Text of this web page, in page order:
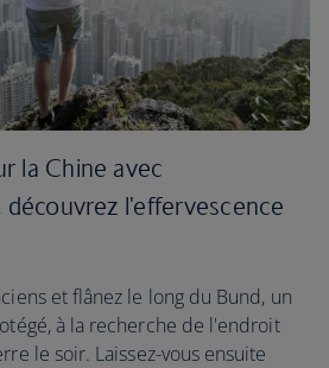
la Chine avec
l'effervescence
et flânez le long du Bund, un
à la recherche de l'endroit
le soir. Laissez-vous ensuite